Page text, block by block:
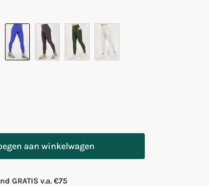
aan winkelwagen
GRATIS v.a. €75